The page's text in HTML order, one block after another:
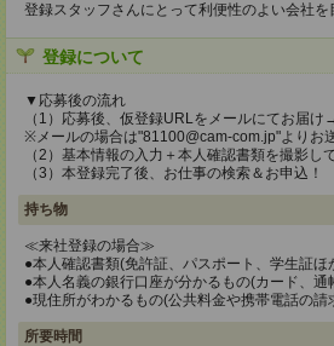
登録スタッフさんにとって利便性のよい会社を
登録について
▼応募後の流れ
（1）応募後、仮登録URLをメールにてお届け
※メールの場合は"81100@cam-com.jp"よりお
（2）基本情報の入力＋本人確認書類を撮影し
（3）本登録完了後、お仕事の検索＆お申込！
持ち物
≪来社登録の場合≫
●本人確認書類(免許証、パスポート、学生証ほ
●本人名義の銀行口座が分かるもの(カード、通
●現住所がわかるもの(公共料金や携帯電話の請
所要時間